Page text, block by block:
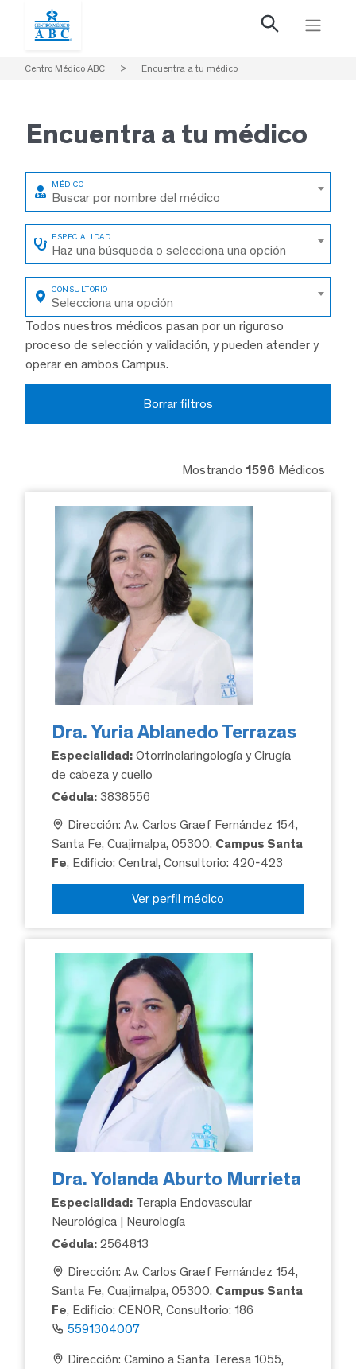
Centro Médico ABC > Encuentra a tu médico
Encuentra a tu médico
Buscar por nombre del médico
Haz una búsqueda o selecciona una opción
Selecciona una opción
Todos nuestros médicos pasan por un riguroso
proceso de selección y validación, y pueden atender y
operar en ambos Campus.
Borrar filtros
Mostrando 1596 Médicos
Dra. Yuria Ablanedo Terrazas
Especialidad: Otorrinolaringología y Cirugía
de cabeza y cuello
Cédula: 3838556
Dirección: Av. Carlos Graef Fernández 154,
Santa Fe, Cuajimalpa, 05300. Campus Santa
Fe, Edificio: Central, Consultorio: 420-423
Ver perfil médico
Dra. Yolanda Aburto Murrieta
Especialidad: Terapia Endovascular
Neurológica | Neurología
Cédula: 2564813
Dirección: Av. Carlos Graef Fernández 154,
Santa Fe, Cuajimalpa, 05300. Campus Santa
Fe, Edificio: CENOR, Consultorio: 186
5591304007
Dirección: Camino a Santa Teresa 1055,